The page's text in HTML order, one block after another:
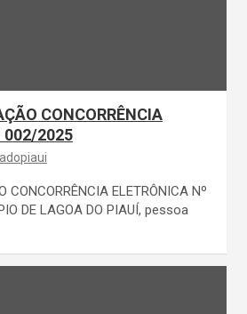
CONCORRÊNCIA
002/2025
CONCORRÊNCIA ELETRÔNICA Nº
DE LAGOA DO PIAUÍ, pessoa